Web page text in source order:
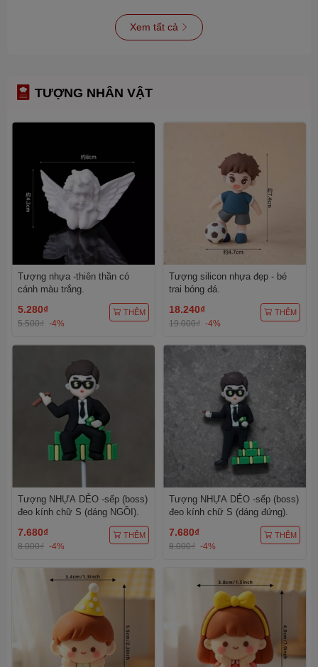
Xem tất cả
TƯỢNG NHÂN VẬT
Tượng nhựa -thiên thần có
cánh màu trắng.
5.280₫
5.500₫ -4%
THÊM
Tượng silicon nhựa đẹp - bé
trai bóng đá.
18.240₫
19.000₫ -4%
THÊM
Tượng NHỰA DẺO -sếp (boss)
đeo kính chữ S (dáng NGỒI).
7.680₫
8.000₫ -4%
THÊM
Tượng NHỰA DẺO -sếp (boss)
đeo kính chữ S (dáng đứng).
7.680₫
8.000₫ -4%
THÊM